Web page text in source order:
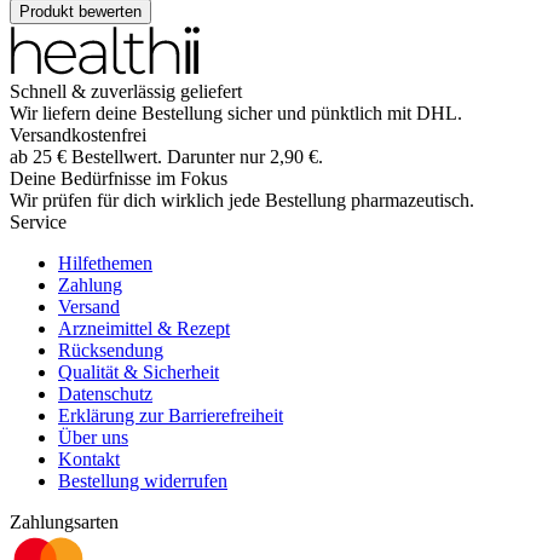
Produkt bewerten
Schnell & zuverlässig geliefert
Wir liefern deine Bestellung sicher und pünktlich mit DHL.
Versandkostenfrei
ab 25 € Bestellwert. Darunter nur 2,90 €.
Deine Bedürfnisse im Fokus
Wir prüfen für dich wirklich jede Bestellung pharmazeutisch.
Service
Hilfethemen
Zahlung
Versand
Arzneimittel & Rezept
Rücksendung
Qualität & Sicherheit
Datenschutz
Erklärung zur Barrierefreiheit
Über uns
Kontakt
Bestellung widerrufen
Zahlungsarten